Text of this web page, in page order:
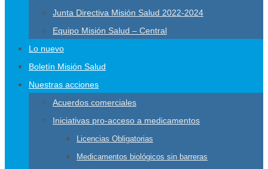
Junta Directiva Misión Salud 2022-2024
Equipo Misión Salud – Central
Lo nuevo
Boletín Misión Salud
Nuestras acciones
Acuerdos comerciales
Iniciativas pro-acceso a medicamentos
Licencias Obligatorias
Medicamentos biológicos sin barreras